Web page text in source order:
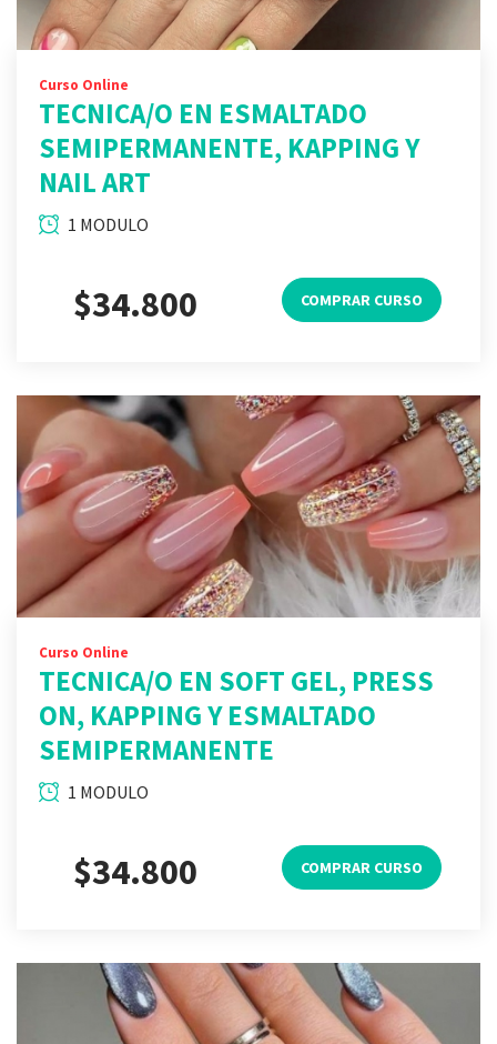
Curso Online
TECNICA/O EN ESMALTADO
SEMIPERMANENTE, KAPPING Y
NAIL ART
1 MODULO
$34.800 COMPRAR CURSO
Curso Online
TECNICA/O EN SOFT GEL, PRESS
ON, KAPPING Y ESMALTADO
SEMIPERMANENTE
1 MODULO
$34.800 COMPRAR CURSO